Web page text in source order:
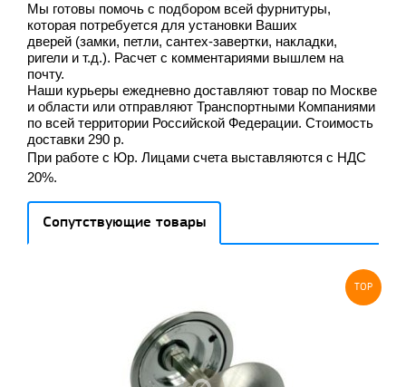
Мы готовы помочь с подбором всей фурнитуры,
которая потребуется для установки Ваших
дверей (замки, петли, сантех-завертки, накладки,
ригели и т.д.). Расчет с комментариями вышлем на
почту.
Наши курьеры ежедневно доставляют товар по Москве
и области или отправляют Транспортными Компаниями
по всей территории Российской Федерации. Стоимость
доставки 290 р.
При работе с Юр. Лицами счета выставляются с НДС
20%.
Сопутствующие товары
TOP